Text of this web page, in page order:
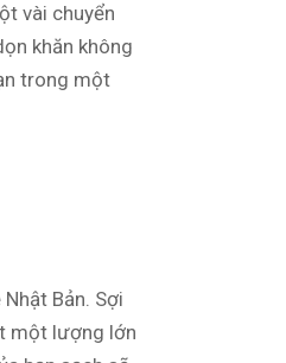
vài chuyển
khăn không
trong một
Bản. Sợi
một lượng lớn